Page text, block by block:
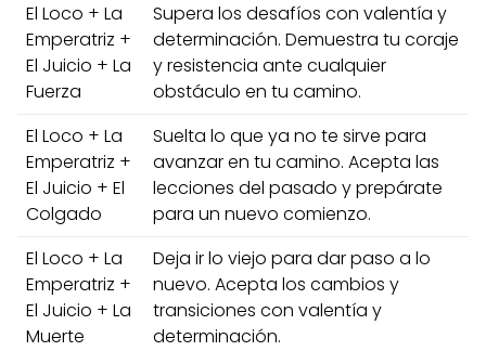
El Loco + La
Emperatriz +
El Juicio + La
Fuerza
Supera los desafíos con valentía y
determinación. Demuestra tu coraje
y resistencia ante cualquier
obstáculo en tu camino.
El Loco + La
Emperatriz +
El Juicio + El
Colgado
Suelta lo que ya no te sirve para
avanzar en tu camino. Acepta las
lecciones del pasado y prepárate
para un nuevo comienzo.
El Loco + La
Emperatriz +
El Juicio + La
Muerte
Deja ir lo viejo para dar paso a lo
nuevo. Acepta los cambios y
transiciones con valentía y
determinación.